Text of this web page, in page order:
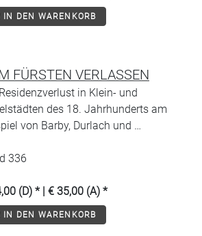
IN DEN WARENKORB
FÜRSTEN VERLASSEN
in Klein- und
des 18. Jahrhunderts am
von Barby, Durlach und …
336
(D) * | € 35,00 (A) *
IN DEN WARENKORB